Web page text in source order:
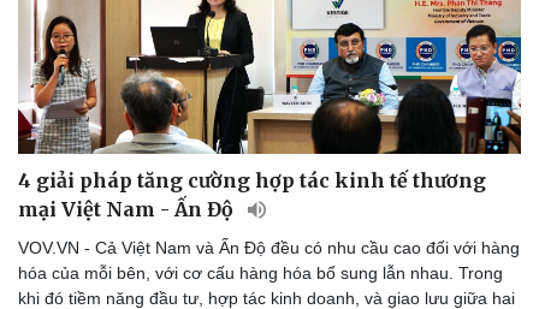
4 giải pháp tăng cường hợp tác kinh tế thương
mại Việt Nam - Ấn Độ
VOV.VN - Cả Việt Nam và Ấn Độ đều có nhu cầu cao đối với hàng
hóa của mỗi bên, với cơ cấu hàng hóa bổ sung lẫn nhau. Trong
khi đó tiềm năng đầu tư, hợp tác kinh doanh, và giao lưu giữa hai